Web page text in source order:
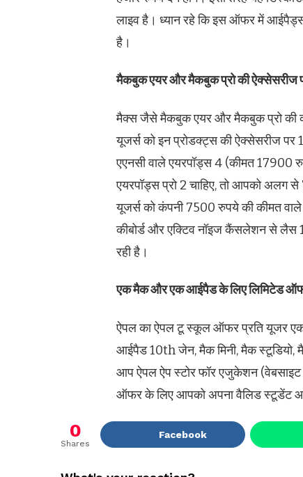
लाइव है। ध्यान रहे कि इस ऑफर में
है।
मैकबुक एयर और मैकबुक प्रो की ऐक्सेसरीज
मैक्स जैसे मैकबुक एयर और मैकबुक प्रो
यूजर्स को इन प्रोडक्ट्स की ऐक्सेसरीज
एएनसी वाले एयरपॉड्स 4 (कीमत 17900
एयरपॉड्स प्रो 2 चाहिए, तो आपको अलग
यूजर्स को कंपनी 7500 रुपये की कीमत
कीबोर्ड और एक्टिव नॉइज कैंसलेशन से लैस
रही है।
एक मैक और एक आईपैड के लिए लिमिटेड
ऐपल का ऐपल टू स्कूल ऑफर प्रति यूजर
आईपैड 10th जेन, मैक मिनी, मैक स्टूडियो,
आप ऐपल ऐप स्टोर फॉर एजुकेशन (वेबसाइट
ऑफर के लिए आपको अपना वैलिड स्टूडेंट
0
Shares
Facebook